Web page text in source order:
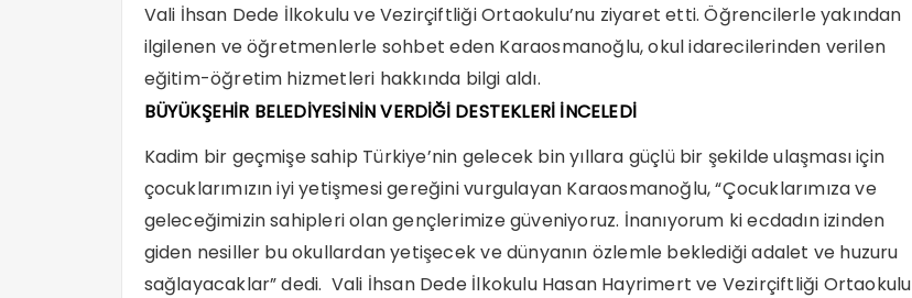
Vali İhsan Dede İlkokulu ve Vezirçiftliği Ortaokulu’nu ziyaret etti. Öğrencilerle yakından
ilgilenen ve öğretmenlerle sohbet eden Karaosmanoğlu, okul idarecilerinden verilen
eğitim-öğretim hizmetleri hakkında bilgi aldı.
BÜYÜKŞEHİR BELEDİYESİNİN VERDİĞİ DESTEKLERİ İNCELEDİ
Kadim bir geçmişe sahip Türkiye’nin gelecek bin yıllara güçlü bir şekilde ulaşması için
çocuklarımızın iyi yetişmesi gereğini vurgulayan Karaosmanoğlu, “Çocuklarımıza ve
geleceğimizin sahipleri olan gençlerimize güveniyoruz. İnanıyorum ki ecdadın izinden
giden nesiller bu okullardan yetişecek ve dünyanın özlemle beklediği adalet ve huzuru
sağlayacaklar” dedi. Vali İhsan Dede İlkokulu Hasan Hayrimert ve Vezirçiftliği Ortaokulu